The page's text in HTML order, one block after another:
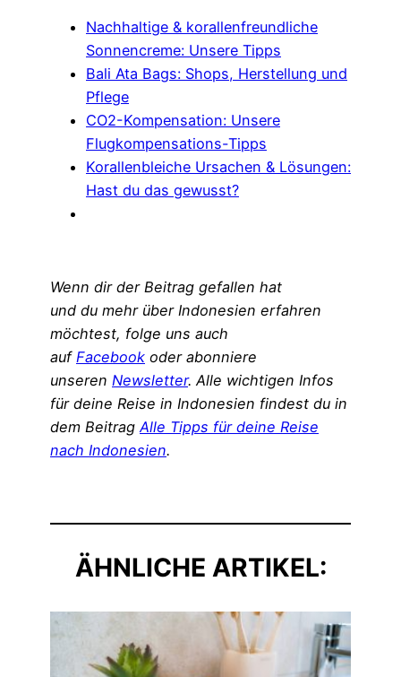
Nachhaltige & korallenfreundliche
Sonnencreme: Unsere Tipps
Bali Ata Bags: Shops, Herstellung und
Pflege
CO2-Kompensation: Unsere
Flugkompensations-Tipps
Korallenbleiche Ursachen & Lösungen:
Hast du das gewusst?
Wenn dir der Beitrag gefallen hat
und du mehr über Indonesien erfahren
möchtest, folge uns auch
auf Facebook oder abonniere
unseren Newsletter. Alle wichtigen Infos
für deine Reise in Indonesien findest du in
dem Beitrag Alle Tipps für deine Reise
nach Indonesien.
ÄHNLICHE ARTIKEL: